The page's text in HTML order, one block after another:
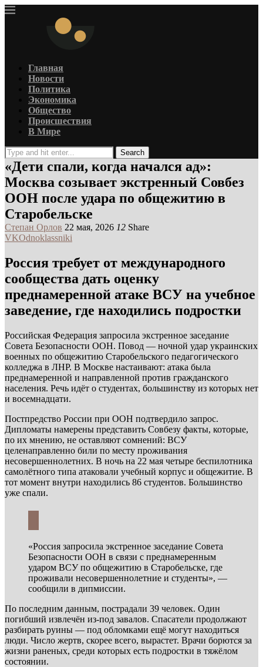
Главная
Новости
Политика
Экономика
Общество
Происшествия
В Мире
Search
«Дети спали, когда начался ад»:
Москва созывает экстренный Совбез
ООН после удара по общежитию в
Старобельске
Степан Орлов 22 мая, 2026 12 Share
VKOdnoklassniki
Россия требует от международного
сообщества дать оценку
преднамеренной атаке ВСУ на учебное
заведение, где находились подростки
Российская Федерация запросила экстренное заседание
Совета Безопасности ООН. Повод — ночной удар украинских
военных по общежитию Старобельского педагогического
колледжа в ЛНР. В Москве настаивают: атака была
преднамеренной и направленной против гражданского
населения. Речь идёт о студентах, большинству из которых нет
и восемнадцати.
Постпредство России при ООН подтвердило запрос.
Дипломаты намерены представить Совбезу факты, которые,
по их мнению, не оставляют сомнений: ВСУ
целенаправленно били по месту проживания
несовершеннолетних. В ночь на 22 мая четыре беспилотника
самолётного типа атаковали учебный корпус и общежитие. В
тот момент внутри находились 86 студентов. Большинство
уже спали.
«Россия запросила экстренное заседание Совета
Безопасности ООН в связи с преднамеренным
ударом ВСУ по общежитию в Старобельске, где
проживали несовершеннолетние и студенты», —
сообщили в дипмиссии.
По последним данным, пострадали 39 человек. Один
погибший извлечён из-под завалов. Спасатели продолжают
разбирать руины — под обломками ещё могут находиться
люди. Число жертв, скорее всего, вырастет. Врачи борются за
жизни раненых, среди которых есть подростки в тяжёлом
состоянии.